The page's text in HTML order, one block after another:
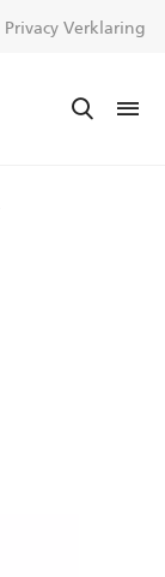
Privacy Verklaring